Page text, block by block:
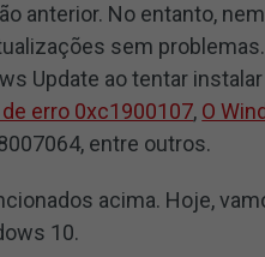
anterior. No entanto,
sem
Update ao tentar
erro 0xc1900107, O
entre outros.
acima. Hoje,
10.